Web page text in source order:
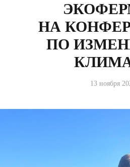
НА
ПО
13 ноября